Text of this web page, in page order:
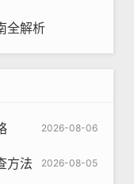
全解析
2026-08-06
2026-08-05
方法